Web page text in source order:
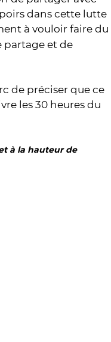
dans cette lutte
à vouloir faire du
partage et de
de préciser que ce
les 30 heures du
à la hauteur de